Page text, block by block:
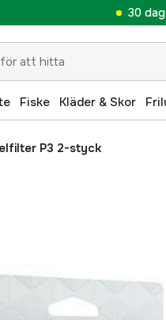
30
Fiske Kläder & Skor
P3 2-styck